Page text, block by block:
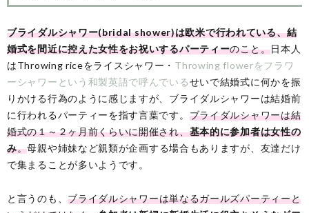
ブライダルシャワー(bridal shower)は欧米で行われている、結
婚式を間近に控えた女性をお祝いするパーティーのこと。日本人
はThrowing riceをライスシャワー・ Throwing flowerをフラワ
ーシャワーという和製英語で呼んでいるせいで結婚式に何かを振
りかける行為のように感じますが、ブライダルシャワーは結婚前
に行われるパーティーを指す言葉です。 ブライダルシャワーは結
婚式の１～２ヶ月前くらいに開催され、基本的に参加者は女性の
み。母親や姉妹など親類が企画する場合もありますが、友達だけ
で集まることが多いようです。
と言うのも、ブライダルシャワーは単なるガールズパーティーと